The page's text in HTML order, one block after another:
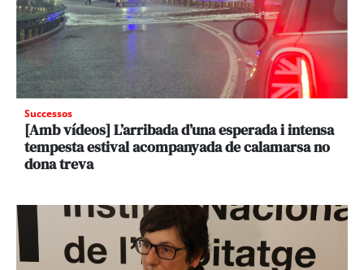
Successos
[Amb vídeos] L’arribada d’una esperada i intensa
tempesta estival acompanyada de calamarsa no
dona treva